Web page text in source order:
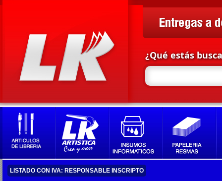
¿Qué estás
LISTADO CON IVA: RESPONSABLE INSCRIPTO